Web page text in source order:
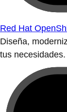
Red Hat
Diseña,
tus necesidades.